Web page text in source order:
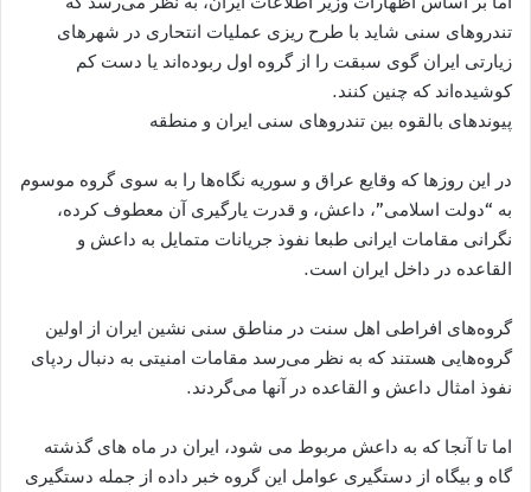
تندروهای سنی شاید با طرح ریزی عملیات انتحاری در شهرهای
زیارتی ایران گوی سبقت را از گروه اول ربوده‌اند یا دست کم
کوشیده‌اند که چنین کنند.
پیوندهای بالقوه بین تندروهای سنی ایران و منطقه
در این روزها که وقایع عراق و سوریه نگاه‌ها را به سوی گروه موسوم
به “دولت اسلامی”، داعش، و قدرت یارگیری آن معطوف کرده،
نگرانی مقامات ایرانی طبعا نفوذ جریانات متمایل به داعش و
القاعده در داخل ایران است.
گروه‌های افراطی اهل سنت در مناطق سنی نشین ایران از اولین
گروه‌هایی هستند که به نظر می‌رسد مقامات امنیتی به دنبال ردپای
نفوذ امثال داعش و القاعده در آنها می‌گردند.
اما تا آنجا که به داعش مربوط می شود، ایران در ماه های گذشته
گاه و بیگاه از دستگیری عوامل این گروه خبر داده از جمله دستگیری